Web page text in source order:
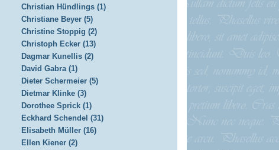
Christian Hündlings (1)
Christiane Beyer (5)
Christine Stoppig (2)
Christoph Ecker (13)
Dagmar Kunellis (2)
David Gabra (1)
Dieter Schermeier (5)
Dietmar Klinke (3)
Dorothee Sprick (1)
Eckhard Schendel (31)
Elisabeth Müller (16)
Ellen Kiener (2)